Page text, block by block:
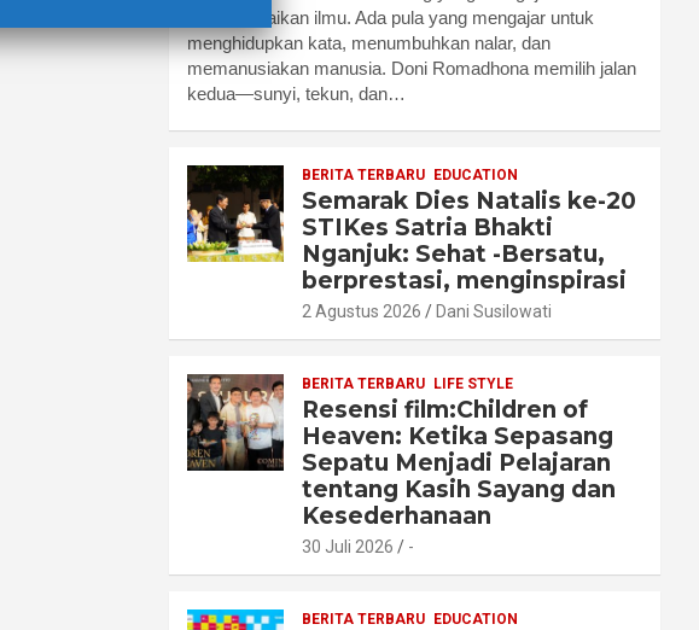
menyampaikan ilmu. Ada pula yang mengajar untuk
menghidupkan kata, menumbuhkan nalar, dan
memanusiakan manusia. Doni Romadhona memilih jalan
kedua—sunyi, tekun, dan…
BERITA TERBARU EDUCATION
Semarak Dies Natalis ke-20
STIKes Satria Bhakti
Nganjuk: Sehat -Bersatu,
berprestasi, menginspirasi
2 Agustus 2026 Dani Susilowati
BERITA TERBARU LIFE STYLE
Resensi film:Children of
Heaven: Ketika Sepasang
Sepatu Menjadi Pelajaran
tentang Kasih Sayang dan
Kesederhanaan
30 Juli 2026 -
BERITA TERBARU EDUCATION